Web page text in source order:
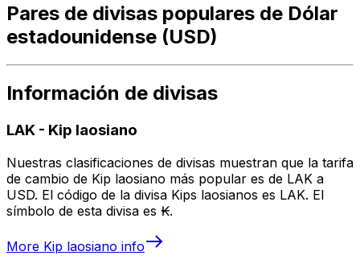
Pares de divisas populares de Dólar
estadounidense (USD)
Información de divisas
LAK - Kip laosiano
Nuestras clasificaciones de divisas muestran que la tarifa
de cambio de Kip laosiano más popular es de LAK a
USD. El código de la divisa Kips laosianos es LAK. El
símbolo de esta divisa es ₭.
More Kip laosiano info